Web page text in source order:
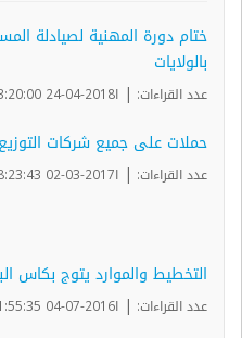
ختام دورة المهنية لصيادلة
بالولايات
عدد القراءات: | ا2018-04-24 13:20:00
حملات على جميع شركات
عدد القراءات: | ا2017-03-02 08:23:43
التخطيط والموارد يتوج بكاس
عدد القراءات: | ا2016-07-04 11:55:35